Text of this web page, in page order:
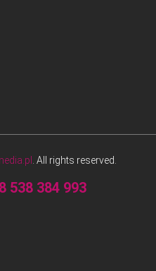
. All rights reserved.
538 384 993